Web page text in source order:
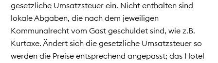
gesetzliche Umsatzsteuer ein. Nicht enthalten sind
lokale Abgaben, die nach dem jeweiligen
Kommunalrecht vom Gast geschuldet sind, wie z.B.
Kurtaxe. Ändert sich die gesetzliche Umsatzsteuer so
werden die Preise entsprechend angepasst; das Hotel